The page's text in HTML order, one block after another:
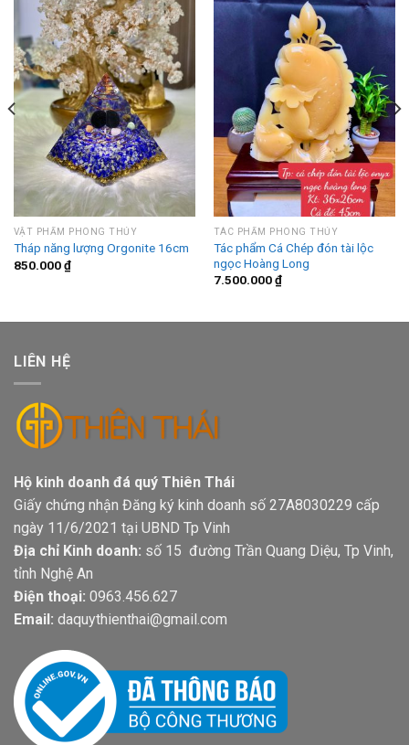
VẬT PHẨM PHONG THỦY
Tháp năng lượng Orgonite 16cm
850.000₫
TÁC PHẨM PHONG THỦY
Tác phẩm Cá Chép đón tài lộc
ngọc Hoàng Long
7.500.000₫
LIÊN HỆ
Hộ kinh doanh đá quý Thiên Thái
Giấy chứng nhận Đăng ký kinh doanh số 27A8030229 cấp
ngày 11/6/2021 tại UBND Tp Vinh
Địa chỉ Kinh doanh: số 15 đường Trần Quang Diệu, Tp Vinh,
tỉnh Nghệ An
Điện thoại: 0963.456.627
Email: daquythienthai@gmail.com